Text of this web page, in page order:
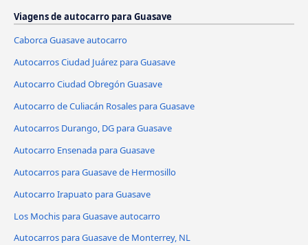
Viagens de autocarro para Guasave
Caborca Guasave autocarro
Autocarros Ciudad Juárez para Guasave
Autocarro Ciudad Obregón Guasave
Autocarro de Culiacán Rosales para Guasave
Autocarros Durango, DG para Guasave
Autocarro Ensenada para Guasave
Autocarros para Guasave de Hermosillo
Autocarro Irapuato para Guasave
Los Mochis para Guasave autocarro
Autocarros para Guasave de Monterrey, NL